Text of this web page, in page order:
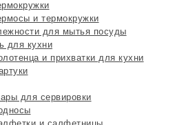
и термокружки
для мытья посуды
для кухни
и прихватки для кухни
для сервировки